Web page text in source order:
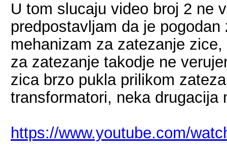
U tom slucaju video broj 2 ne
predpostavljam da je
mehanizam za zatezanje
za zatezanje takodje ne
zica brzo pukla prilikom
transformatori, neka drugacija
https://www.youtube.com/